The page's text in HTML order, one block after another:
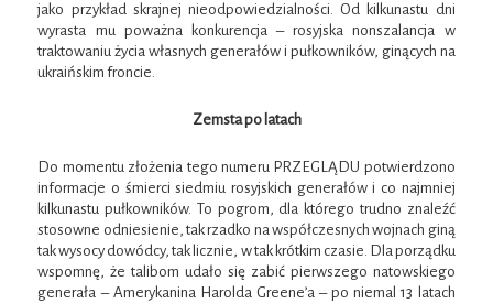
jako przykład skrajnej nieodpowiedzialności. Od kilkunastu dni
wyrasta mu poważna konkurencja – rosyjska nonszalancja w
traktowaniu życia własnych generałów i pułkowników, ginących na
ukraińskim froncie.
Zemsta po latach
Do momentu złożenia tego numeru PRZEGLĄDU potwierdzono
informacje o śmierci siedmiu rosyjskich generałów i co najmniej
kilkunastu pułkowników. To pogrom, dla którego trudno znaleźć
stosowne odniesienie, tak rzadko na współczesnych wojnach giną
tak wysocy dowódcy, tak licznie, w tak krótkim czasie. Dla porządku
wspomnę, że talibom udało się zabić pierwszego natowskiego
generała – Amerykanina Harolda Greene’a – po niemal 13 latach